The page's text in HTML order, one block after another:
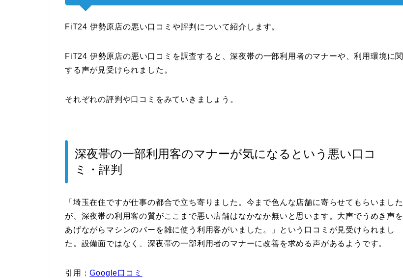
FiT24 伊勢原店の悪い口コミや評判について紹介します。
FiT24 伊勢原店の悪い口コミを調査すると、深夜帯の一部利用者のマナーや、利用環境に関
する声が見受けられました。
それぞれの評判や口コミをみていきましょう。
深夜帯の一部利用客のマナーが気になるという悪い口コ
ミ・評判
「埼玉在住ですが仕事の都合で立ち寄りました。今まで色んな店舗に寄らせてもらいました
が、深夜帯の利用客の質がここまで悪い店舗はなかなか無いと思います。大声でうめき声を
あげながらマシンのバーを雑に使う利用客がいました。」という口コミが見受けられまし
た。設備面ではなく、深夜帯の一部利用者のマナーに改善を求める声があるようです。
引用：Google口コミ